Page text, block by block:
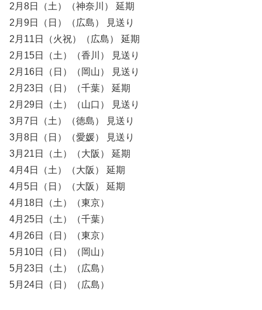
2月8日（土）（神奈川） 延期
2月9日（日）（広島） 見送り
2月11日（火祝）（広島） 延期
2月15日（土）（香川） 見送り
2月16日（日）（岡山） 見送り
2月23日（日）（千葉） 延期
2月29日（土）（山口） 見送り
3月7日（土）（徳島） 見送り
3月8日（日）（愛媛） 見送り
3月21日（土）（大阪） 延期
4月4日（土）（大阪） 延期
4月5日（日）（大阪） 延期
4月18日（土）（東京）
4月25日（土）（千葉）
4月26日（日）（東京）
5月10日（日）（岡山）
5月23日（土）（広島）
5月24日（日）（広島）